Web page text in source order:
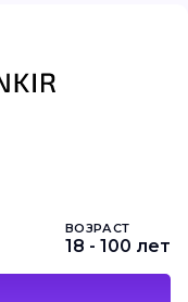
ВОЗРАСТ
18 - 100 лет